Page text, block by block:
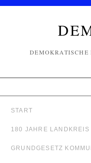
START
180 JAHRE
GRUNDGESETZ